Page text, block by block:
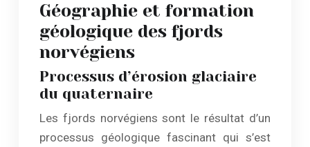
Géographie et formation
géologique des fjords
norvégiens
Processus d’érosion glaciaire
du quaternaire
Les fjords norvégiens sont le résultat d’un
processus géologique fascinant qui s’est